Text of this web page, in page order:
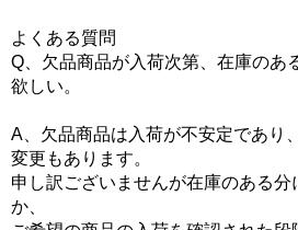
よくある質問
Q、欠品商品が入荷次第、在庫のあ
欲しい。
A、欠品商品は入荷が不安定であり
変更もあります。
申し訳ございませんが在庫のある分
か、